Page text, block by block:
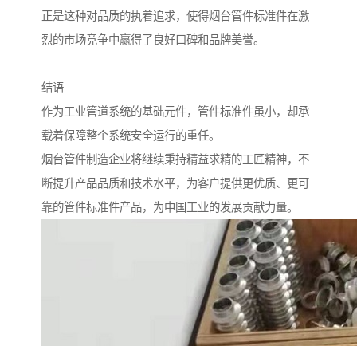
正是这种对品质的执着追求，使得烟台管件标准件在激
烈的市场竞争中赢得了良好口碑和品牌美誉。
结语
作为工业管道系统的基础元件，管件标准件虽小，却承
载着保障整个系统安全运行的重任。
烟台管件制造企业将继续秉持精益求精的工匠精神，不
断提升产品品质和技术水平，为客户提供更优质、更可
靠的管件标准件产品，为中国工业的发展贡献力量。